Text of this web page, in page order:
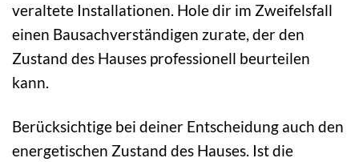
veraltete Installationen. Hole dir im Zweifelsfall
einen Bausachverständigen zurate, der den
Zustand des Hauses professionell beurteilen
kann.
Berücksichtige bei deiner Entscheidung auch den
energetischen Zustand des Hauses. Ist die